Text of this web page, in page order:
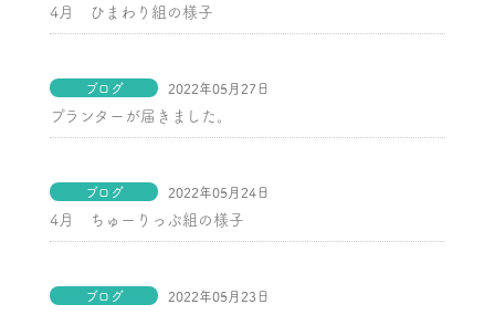
4月 ひまわり組の様子
ブログ 2022年05月27日
プランターが届きました。
ブログ 2022年05月24日
4月 ちゅーりっぷ組の様子
ブログ 2022年05月23日